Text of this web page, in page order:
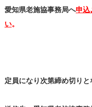
愛知県老施協事務局へ申込
い。
定員になり次第締め切りと